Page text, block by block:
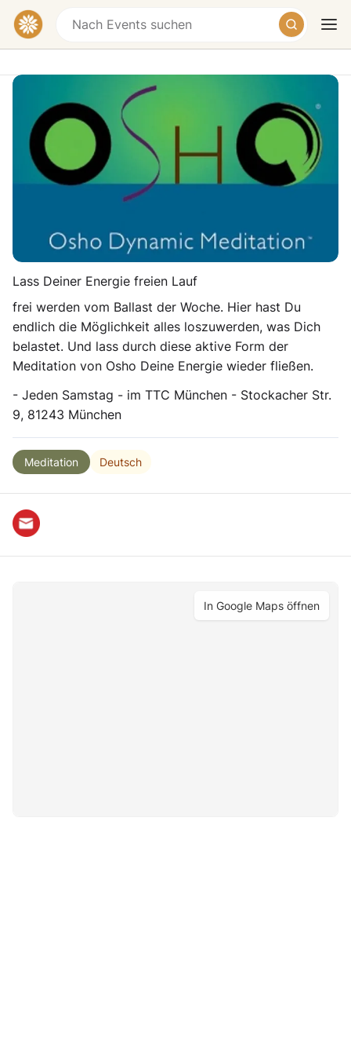
Wochenende
Osho Dynamische Meditation
Stockacher Str. 9, 81243 München-Aubing-
Lochhausen-Langwied, Germany
KICKSTART INS WOCHENENDE
Lass Deiner Energie freien Lauf
frei werden vom Ballast der Woche. Hier hast Du
endlich die Möglichkeit alles loszuwerden, was Dich
belastet. Und lass durch diese aktive Form der
Meditation von Osho Deine Energie wieder fließen.
- Jeden Samstag - im TTC München - Stockacher Str.
9, 81243 München
Meditation Deutsch
In Google Maps öffnen